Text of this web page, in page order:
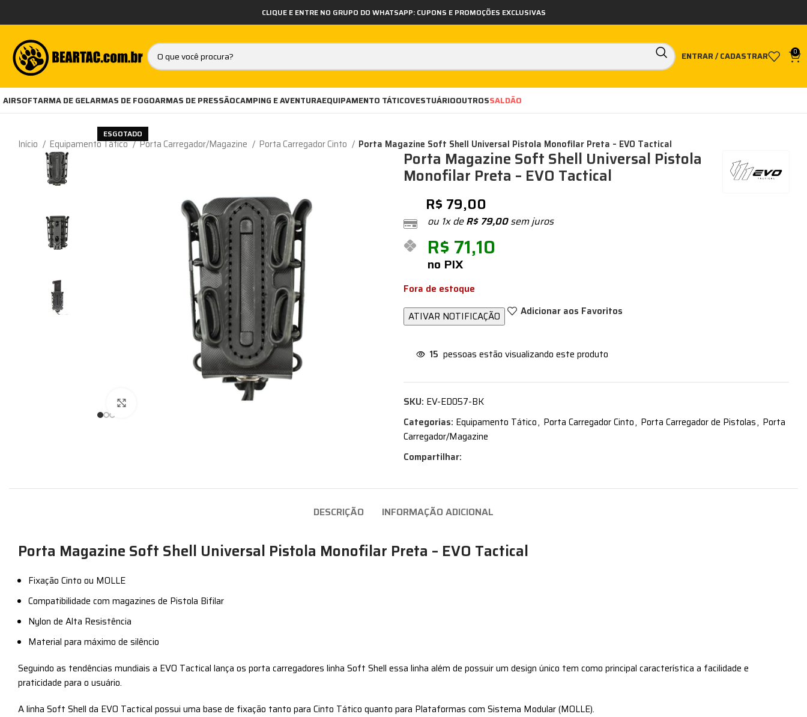
CLIQUE E ENTRE NO GRUPO DO WHATSAPP: CUPONS E PROMOÇÕES EXCLUSIVAS
ENTRAR / CADASTRAR 0
AIRSOFTARMA DE GELARMAS DE FOGOARMAS DE PRESSÃOCAMPING E AVENTURAEQUIPAMENTO TÁTICOVESTUÁRIOOUTROSSALDÃO
Início Equipamento Tático Porta Carregador/Magazine Porta Carregador Cinto Porta Magazine Soft Shell Universal Pistola Monofilar Preta – EVO Tactical
ESGOTADO
Porta Magazine Soft Shell Universal Pistola
Monofilar Preta – EVO Tactical
R$ 79,00
ou 1x deR$79,00sem juros
R$ 71,10
no PIX
Fora de estoque
Adicionar aos Favoritos
15 pessoas estão visualizando este produto
SKU: EV-ED057-BK
Categorias: Equipamento Tático, Porta Carregador Cinto, Porta Carregador de Pistolas, Porta
Carregador/Magazine
Compartilhar:
DESCRIÇÃO INFORMAÇÃO ADICIONAL
Porta Magazine Soft Shell Universal Pistola Monofilar Preta – EVO Tactical
Fixação Cinto ou MOLLE
Compatibilidade com magazines de Pistola Bifilar
Nylon de Alta Resistência
Material para máximo de silêncio
Seguindo as tendências mundiais a EVO Tactical lança os porta carregadores linha Soft Shell essa linha além de possuir um design único tem como principal característica a facilidade e
praticidade para o usuário.
A linha Soft Shell da EVO Tactical possui uma base de fixação tanto para Cinto Tático quanto para Plataformas com Sistema Modular (MOLLE).